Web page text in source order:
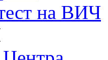
на ВИЧ